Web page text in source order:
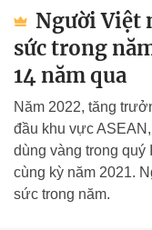
Người Việt
sức trong
14 năm qua
Năm 2022, tăng
đầu khu vực
dùng vàng trong quý
cùng kỳ năm 2021.
sức trong năm.